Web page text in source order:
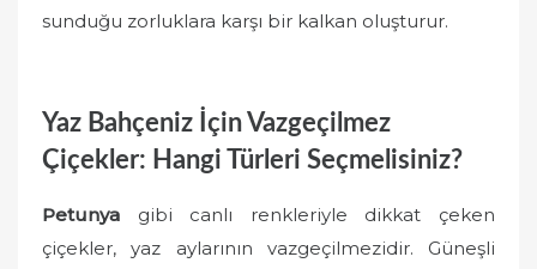
sunduğu zorluklara karşı bir kalkan oluşturur.
Yaz Bahçeniz İçin Vazgeçilmez
Çiçekler: Hangi Türleri Seçmelisiniz?
Petunya gibi canlı renkleriyle dikkat çeken
çiçekler, yaz aylarının vazgeçilmezidir. Güneşli